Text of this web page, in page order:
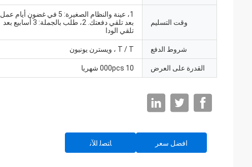
وقت التسليم
1، عينة والنظام الصغيرة: 5 في غضون أيام عمل
بعد تلقي دفعتك. 2، طلب بالجملة: 3 أسابيع بعد
تلقي الودا
شروط الدفع T / T ، ويسترن يونيون
القدرة على العرض 10 000pcs شهريا
افضل سعر ﺎﺘﺼﻟ ﺍﻶﻧ